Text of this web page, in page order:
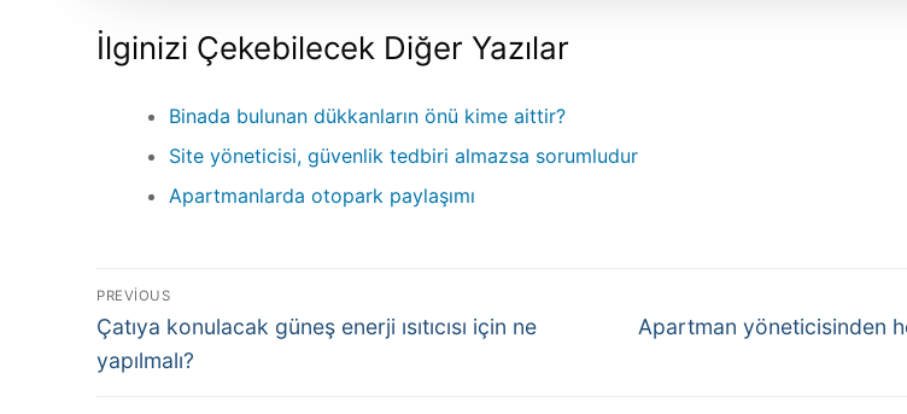
İlginizi Çekebilecek Diğer Yazılar
Binada bulunan dükkanların önü kime aittir?
Site yöneticisi, güvenlik tedbiri almazsa sorumludur
Apartmanlarda otopark paylaşımı
PREVIOUS
Çatıya konulacak güneş enerji ısıtıcısı için ne
yapılmalı?
Apartman yöneticisinden